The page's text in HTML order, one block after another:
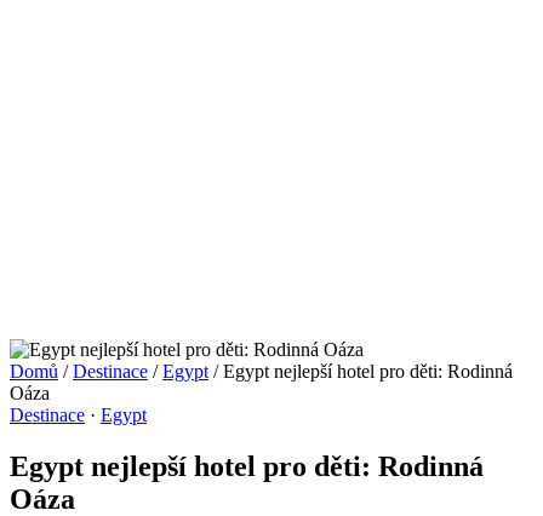
Domů / Destinace / Egypt / Egypt nejlepší hotel pro děti: Rodinná
Oáza
Destinace · Egypt
Egypt nejlepší hotel pro děti: Rodinná
Oáza